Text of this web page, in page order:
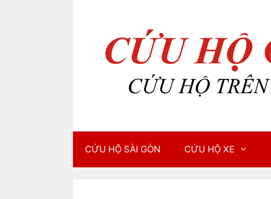
CỨU HỘ SÀI GÒN CỨU HỘ XE